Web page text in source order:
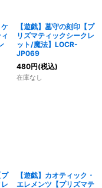
ケ
【遊戯】墓守の刻印【プ
リズマティックシークレ
ット/魔法】LOCR-
JP069
480円(税込)
在庫なし
プ
【遊戯】カオティック・
エレメンツ【プリズマテ